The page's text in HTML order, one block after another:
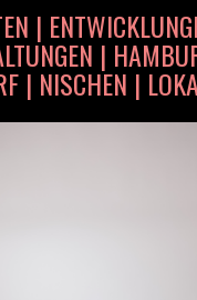
|
|
| NISCHEN |